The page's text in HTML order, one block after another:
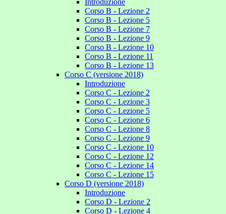
Introduzione
Corso B - Lezione 2
Corso B - Lezione 5
Corso B - Lezione 7
Corso B - Lezione 9
Corso B - Lezione 10
Corso B - Lezione 11
Corso B - Lezione 13
Corso C (versione 2018)
Introduzione
Corso C - Lezione 2
Corso C - Lezione 3
Corso C - Lezione 5
Corso C - Lezione 6
Corso C - Lezione 8
Corso C - Lezione 9
Corso C - Lezione 10
Corso C - Lezione 12
Corso C - Lezione 14
Corso C - Lezione 15
Corso D (versione 2018)
Introduzione
Corso D - Lezione 2
Corso D - Lezione 4